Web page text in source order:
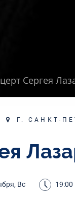
Сергея
Г. САНКТ-
Вс 19:00